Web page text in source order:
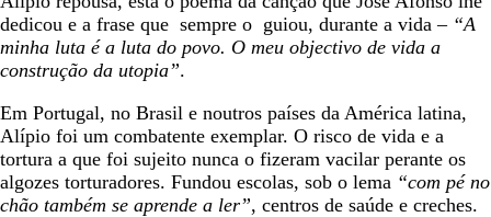
dedicou e a frase que sempre o guiou, durante a vida – “A
minha luta é a luta do povo. O meu objectivo de vida a
construção da utopia”.
Em Portugal, no Brasil e noutros países da América latina,
Alípio foi um combatente exemplar. O risco de vida e a
tortura a que foi sujeito nunca o fizeram vacilar perante os
algozes torturadores. Fundou escolas, sob o lema “com pé no
chão também se aprende a ler”, centros de saúde e creches.